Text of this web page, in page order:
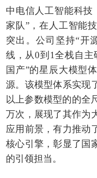
中电信人工智能科技
家队”，在人工智能
突出。公司坚持“开
线，从0到1全栈自主
国产”的星辰大模型
源。该模型体系实现
以上参数模型的的全
万次，展现了其作为
应用前景，有力推动
核心引擎，彰显了国
的引领担当。